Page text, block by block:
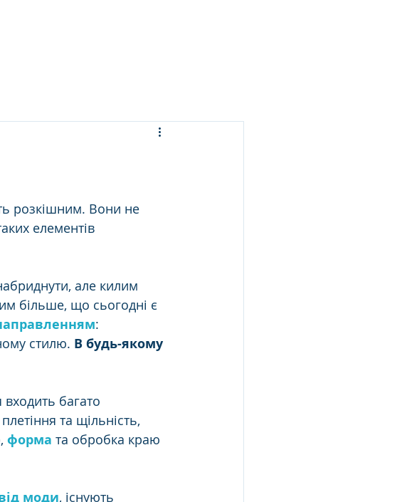
розкішним. Вони не
елементів
але килим
більше, що сьогодні є
:
стилю. В будь-якому
входить багато
та щільність,
форма та обробка краю
моди, існують